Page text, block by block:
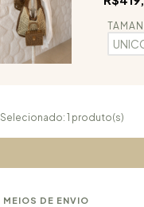
Selecionado: 1 produto(s)
MEIOS DE ENVIO